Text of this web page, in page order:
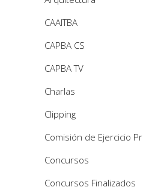
CAAITBA
CAPBA CS
CAPBA TV
Charlas
Clipping
Comisión de Ejercicio
Concursos
Concursos Finalizados